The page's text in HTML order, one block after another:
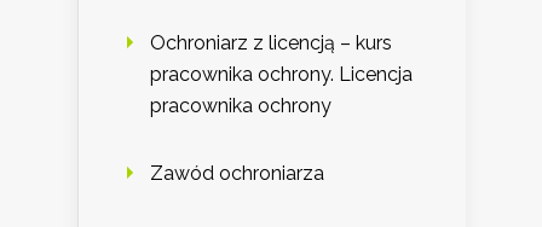
Ochroniarz z licencją – kurs
pracownika ochrony. Licencja
pracownika ochrony
Zawód ochroniarza